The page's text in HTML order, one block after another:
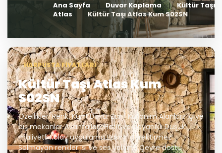
Ana Sayfa Duvar Kaplama
Kültür Taşı
Atlas
Kültür Taşı Atlas Kum S02SN
HARPUSTA FIYATLARI
Kültür Taşı Atlas Kum
S02SN
Özellikler: Renk: Kum Doku: Zarif Kullanım Alanları: İç ve
dış mekanlar Avantajları: Hafif ve dayanıklı Düşük
maliyetli Kolay uygulama Bakım gerektirmez
Solmayan renkler Isı ve ses yalıtımı Çevre dostu